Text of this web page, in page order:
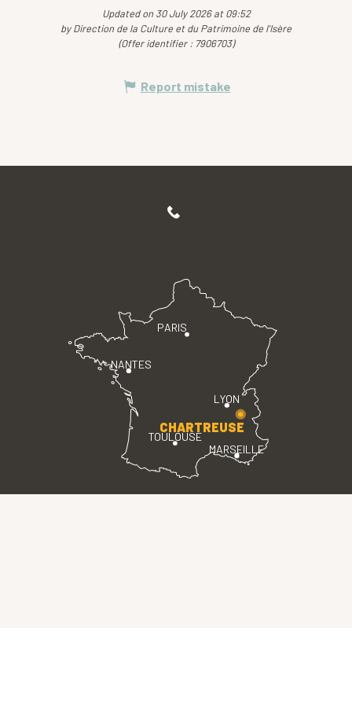
Updated on 30 July 2026 at 09:52
by Direction de la Culture et du Patrimoine de l'Isère
(Offer identifier : 7906703)
Report mistake
PARIS
LYON
TOULOUSE
MARSEILLE
NANTES
CHARTREUSE